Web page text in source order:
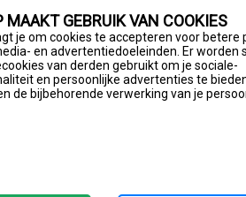
Wi-Fi steering de beslissing voor
om te wisselen ligt echter
dat de FRITZ!Box alsMesh
als in de FRITZ!Box verschillende
netwerk zijn opgenomen. In dit geval
en 802.11v ondersteunen, zodat
MAAKT GEBRUIK VAN COOKIES
je om cookies te accepteren voor betere
en advertentiedoeleinden. Er worden
van derden gebruikt om je sociale-
en persoonlijke advertenties te
de bijbehorende verwerking van je